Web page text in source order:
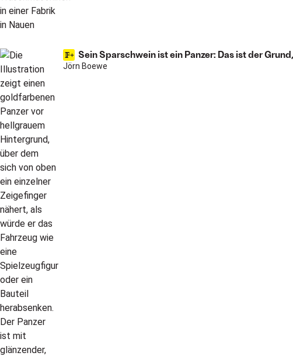
Sein Sparschwein ist ein Panzer: Das ist der
Jörn Boewe